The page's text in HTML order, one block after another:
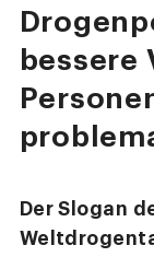
bessere
Der Slogan